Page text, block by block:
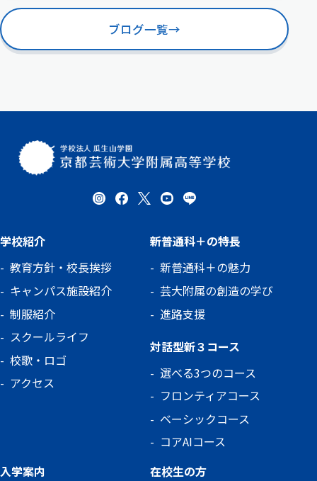
ブログ一覧→
学校紹介
教育方針・校長挨拶
キャンパス施設紹介
制服紹介
スクールライフ
校歌・ロゴ
アクセス
新普通科＋の特長
新普通科＋の魅力
芸大附属の創造の学び
進路支援
対話型新３コース
選べる3つのコース
フロンティアコース
ベーシックコース
コアAIコース
入学案内
在校生の方